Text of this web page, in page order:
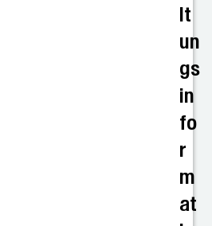
lt
un
gs
in
fo
r
m
at